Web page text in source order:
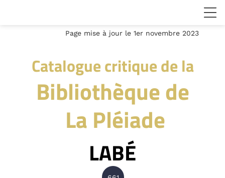
Catalogue critique de la
Bibliothèque de
La Pléiade
Page mise à jour le 1er novembre 2023
LABÉ